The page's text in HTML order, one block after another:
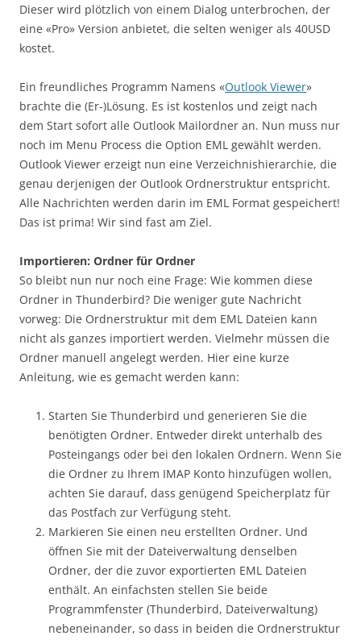
Dieser wird plötzlich von einem Dialog unterbrochen, der
eine «Pro» Version anbietet, die selten weniger als 40USD
kostet.
Ein freundliches Programm Namens «Outlook Viewer»
brachte die (Er-)Lösung. Es ist kostenlos und zeigt nach
dem Start sofort alle Outlook Mailordner an. Nun muss nur
noch im Menu Process die Option EML gewählt werden.
Outlook Viewer erzeigt nun eine Verzeichnishierarchie, die
genau derjenigen der Outlook Ordnerstruktur entspricht.
Alle Nachrichten werden darin im EML Format gespeichert!
Das ist prima! Wir sind fast am Ziel.
Importieren: Ordner für Ordner
So bleibt nun nur noch eine Frage: Wie kommen diese
Ordner in Thunderbird? Die weniger gute Nachricht
vorweg: Die Ordnerstruktur mit dem EML Dateien kann
nicht als ganzes importiert werden. Vielmehr müssen die
Ordner manuell angelegt werden. Hier eine kurze
Anleitung, wie es gemacht werden kann:
Starten Sie Thunderbird und generieren Sie die
benötigten Ordner. Entweder direkt unterhalb des
Posteingangs oder bei den lokalen Ordnern. Wenn Sie
die Ordner zu Ihrem IMAP Konto hinzufügen wollen,
achten Sie darauf, dass genügend Speicherplatz für
das Postfach zur Verfügung steht.
Markieren Sie einen neu erstellten Ordner. Und
öffnen Sie mit der Dateiverwaltung denselben
Ordner, der die zuvor exportierten EML Dateien
enthält. An einfachsten stellen Sie beide
Programmfenster (Thunderbird, Dateiverwaltung)
nebeneinander, so dass in beiden die Ordnerstruktur